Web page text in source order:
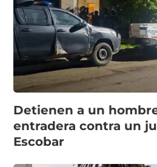
Detienen a un
entradera contra un
Escobar